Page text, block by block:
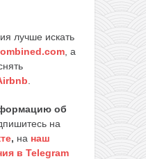
лучше искать
, а
об
на
, на наш
в Telegram